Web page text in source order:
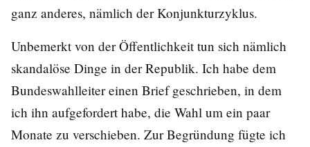
ganz anderes, nämlich der Konjunkturzyklus.
Unbemerkt von der Öffentlichkeit tun sich nämlich
skandalöse Dinge in der Republik. Ich habe dem
Bundeswahlleiter einen Brief geschrieben, in dem
ich ihn aufgefordert habe, die Wahl um ein paar
Monate zu verschieben. Zur Begründung fügte ich